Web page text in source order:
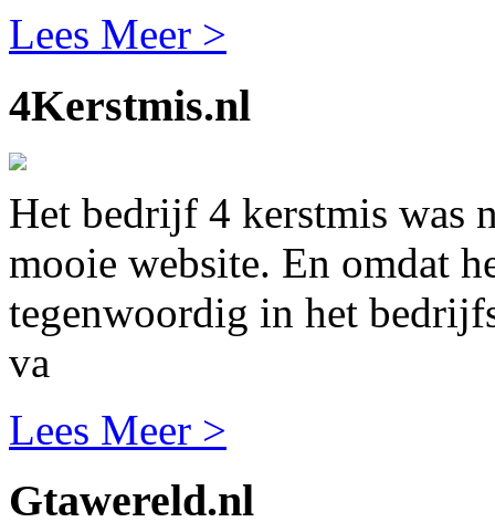
Lees Meer >
4Kerstmis.nl
Het bedrijf 4 kerstmis was
mooie website. En omdat
tegenwoordig in het
va
Lees Meer >
Gtawereld.nl